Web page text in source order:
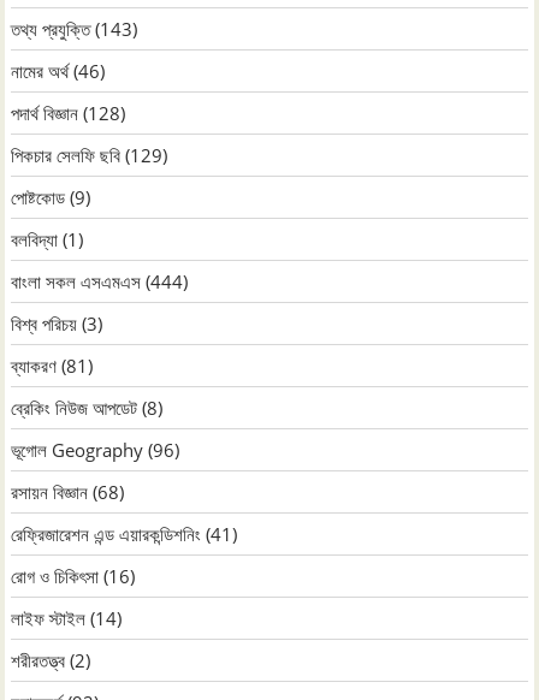
তথ্য প্রযুক্তি(143)
নামের অর্থ(46)
পদার্থ বিজ্ঞান (128)
পিকচার সেলফি ছবি (129)
পোষ্টকোড (9)
বলবিদ্যা (1)
বাংলা সকল এসএমএস (444)
বিশ্ব পরিচয় (3)
ব্যাকরণ (81)
ব্রেকিং নিউজ আপডেট (8)
ভূগোল Geography (96)
রসায়ন বিজ্ঞান (68)
রেফ্রিজারেশন এন্ড এয়ারকন্ডিশনিং (41)
রোগ ও চিকিৎসা (16)
লাইফ স্টাইল (14)
শরীরতত্ত্ব (2)